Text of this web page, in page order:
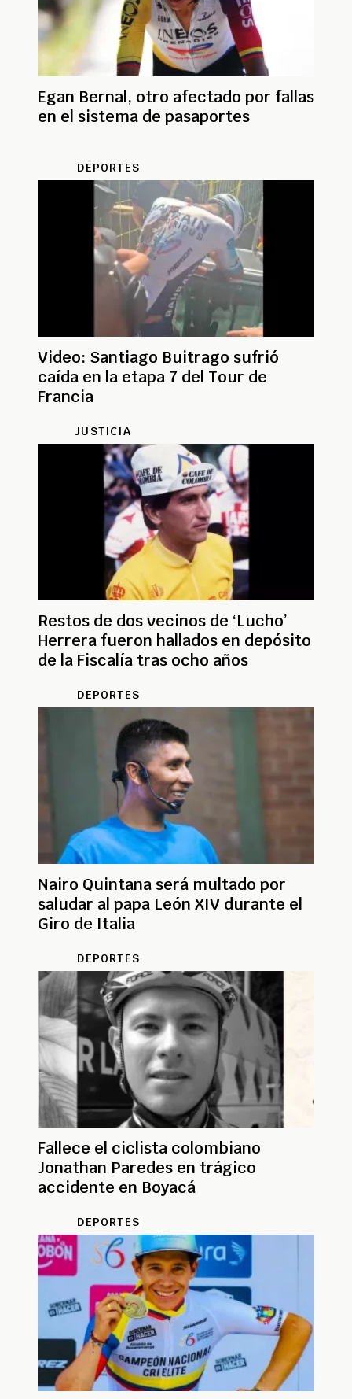
Egan Bernal, otro afectado por fallas
en el sistema de pasaportes
DEPORTES
Video: Santiago Buitrago sufrió
caída en la etapa 7 del Tour de
Francia
JUSTICIA
Restos de dos vecinos de ‘Lucho’
Herrera fueron hallados en depósito
de la Fiscalía tras ocho años
DEPORTES
Nairo Quintana será multado por
saludar al papa León XIV durante el
Giro de Italia
DEPORTES
Fallece el ciclista colombiano
Jonathan Paredes en trágico
accidente en Boyacá
DEPORTES